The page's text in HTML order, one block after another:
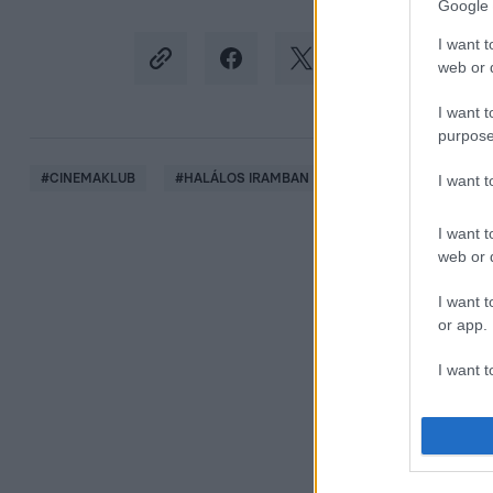
Google
I want
web or
I want
I want
I want
web or
I want
or app.
I want
I want
#CINEMAKLUB #HALÁLOS IRAMBAN #